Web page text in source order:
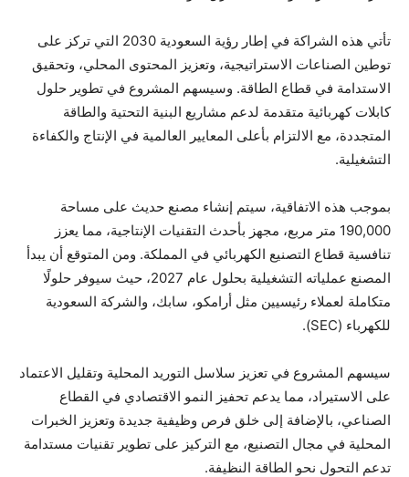
تأتي هذه الشراكة في إطار رؤية السعودية 2030 التي تركز على
توطين الصناعات الاستراتيجية، وتعزيز المحتوى المحلي، وتحقيق
الاستدامة في قطاع الطاقة. وسيسهم المشروع في تطوير حلول
كابلات كهربائية متقدمة لدعم مشاريع البنية التحتية والطاقة
المتجددة، مع الالتزام بأعلى المعايير العالمية في الإنتاج والكفاءة
التشغيلية.
بموجب هذه الاتفاقية، سيتم إنشاء مصنع حديث على مساحة
190,000 متر مربع، مجهز بأحدث التقنيات الإنتاجية، مما يعزز
تنافسية قطاع التصنيع الكهربائي في المملكة. ومن المتوقع أن يبدأ
المصنع عملياته التشغيلية بحلول عام 2027، حيث سيوفر حلولًا
متكاملة لعملاء رئيسيين مثل أرامكو، سابك، والشركة السعودية
للكهرباء (SEC).
سيسهم المشروع في تعزيز سلاسل التوريد المحلية وتقليل الاعتماد
على الاستيراد، مما يدعم تحفيز النمو الاقتصادي في القطاع
الصناعي، بالإضافة إلى خلق فرص وظيفية جديدة وتعزيز الخبرات
المحلية في مجال التصنيع، مع التركيز على تطوير تقنيات مستدامة
تدعم التحول نحو الطاقة النظيفة.